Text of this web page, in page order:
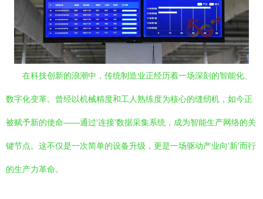
在科技创新的浪潮中，传统制造业正经历着一场深刻的智能化、
数字化变革。曾经以机械精度和工人熟练度为核心的缝纫机，如今正
被赋予新的使命——通过'连接'数据采集系统，成为智能生产网络的关
键节点。这不仅是一次简单的设备升级，更是一场驱动产业向'新'而行
的生产力革命。